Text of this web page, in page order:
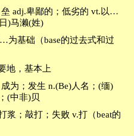
adj.卑鄙的；低劣的 vt.以…
)马濑(姓)
为基础（base的过去式和过
地，基本上
为；发生 n.(Be)人名；(缅)
(中非)贝
浆；敲打；失败 v.打（beat的